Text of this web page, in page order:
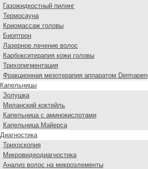
Газожидкостный пилинг
Термосауна
Криомассаж головы
Биоптрон
Лазерное лечение волос
Карбокситерапия кожи головы
Трихопигментация
Фракционная мезотерапия аппаратом Dermapen
Капельницы
Золушка
Миланский коктейль
Капельница с аминокислотами
Капельница Майерса
Диагностика
Трихоскопия
Микровидеодиагностика
Анализ волос на микроэлементы